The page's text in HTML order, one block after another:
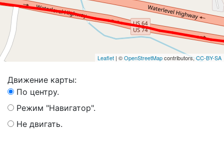
Leaflet | ©OpenStreetMapcontributors, CC-BY-SA
Движение карты:
По центру.
Режим "Навигатор".
Не двигать.